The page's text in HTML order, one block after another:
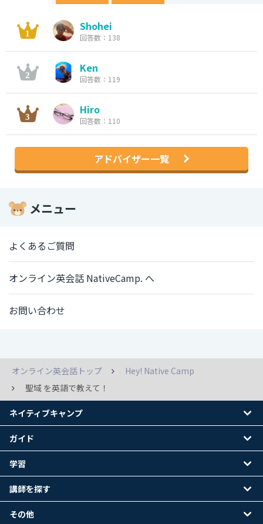
Shohei
回答数：138
Ken
回答数：119
Hiro
回答数：110
アドバイザー一覧
メニュー
よくあるご質問
オンライン英会話 NativeCamp. へ
お問い合わせ
オンライン英会話トップ
Hey! Native Camp
聖域 を英語で教えて！
ネイティブキャンプ
ガイド
学習
講師を探す
その他